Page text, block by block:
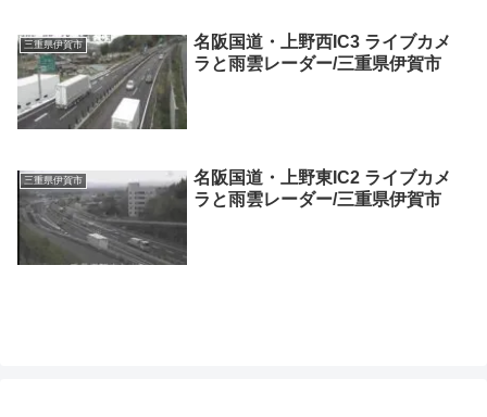
三重県伊賀市
名阪国道・上野西IC3 ライブカメ
ラと雨雲レーダー/三重県伊賀市
三重県伊賀市
名阪国道・上野東IC2 ライブカメ
ラと雨雲レーダー/三重県伊賀市